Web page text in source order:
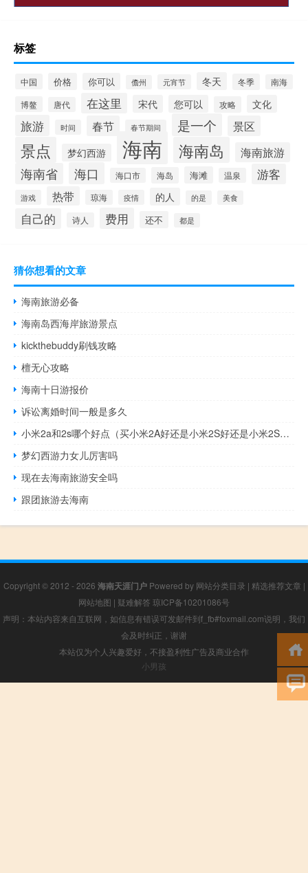
标签
中国 价格 你可以 儋州 元宵节 冬天 冬季 南海
博鳌 唐代 在这里 宋代 您可以 攻略 文化
旅游 时间 春节 春节期间 是一个 景区
景点 梦幻西游 海南 海南岛 海南旅游
海南省 海口 海口市 海岛 海滩 温泉 游客
游戏 热带 琼海 疫情 的人 的是 美食
自己的 诗人 费用 还不 都是
猜你想看的文章
海南旅游必备
海南岛西海岸旅游景点
kickthebuddy刷钱攻略
檀无心攻略
海南十日游报价
诉讼离婚时间一般是多久
小米2a和2s哪个好点（买小米2A好还是小米2S好还是小米2S及32G好）
梦幻西游力女儿厉害吗
现在去海南旅游安全吗
跟团旅游去海南
Copyright © 2012 - 2026 海南天涯门户Powered by 网站分类目录 | 精选推荐文章 |
网站地图 | 疑难解答 琼ICP备10201086号
声明：本站内容来自互联网，如信息有错误可发邮件到f_fb#foxmail.com说明，我们
会及时纠正，谢谢
本站仅为个人兴趣爱好，不接盈利性广告及商业合作
小男孩